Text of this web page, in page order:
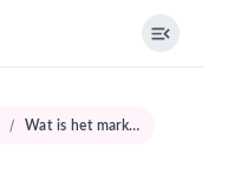
Wat is het marktconforme salaris van een Secretaresse?